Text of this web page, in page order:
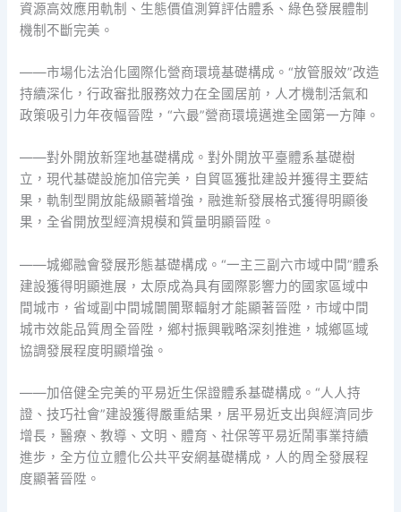
資源高效應用軌制、生態價值測算評估體系、綠色發展體制
機制不斷完美。
——市場化法治化國際化營商環境基礎構成。“放管服效”改造
持續深化，行政審批服務效力在全國居前，人才機制活氣和
政策吸引力年夜幅晉陞，“六最”營商環境邁進全國第一方陣。
——對外開放新窪地基礎構成。對外開放平臺體系基礎樹
立，現代基礎設施加倍完美，自貿區獲批建設并獲得主要結
果，軌制型開放能級顯著增強，融進新發展格式獲得明顯後
果，全省開放型經濟規模和質量明顯晉陞。
——城鄉融會發展形態基礎構成。“一主三副六市域中間”體系
建設獲得明顯進展，太原成為具有國際影響力的國家區域中
間城市，省域副中間城闤闠聚輻射才能顯著晉陞，市域中間
城市效能品質周全晉陞，鄉村振興戰略深刻推進，城鄉區域
協調發展程度明顯增強。
——加倍健全完美的平易近生保證體系基礎構成。“人人持
證、技巧社會”建設獲得嚴重結果，居平易近支出與經濟同步
增長，醫療、教導、文明、體育、社保等平易近鬧事業持續
進步，全方位立體化公共平安網基礎構成，人的周全發展程
度顯著晉陞。